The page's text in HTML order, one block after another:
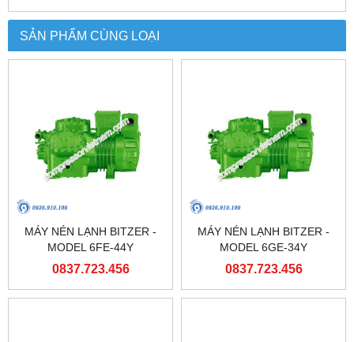
SẢN PHẨM CÙNG LOẠI
MÁY NÉN LẠNH BITZER -
MODEL 6FE-44Y
0837.723.456
MÁY NÉN LẠNH BITZER -
MODEL 6GE-34Y
0837.723.456